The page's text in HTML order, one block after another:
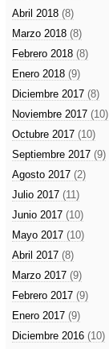
Abril 2018 (8)
Marzo 2018 (8)
Febrero 2018 (8)
Enero 2018 (9)
Diciembre 2017 (8)
Noviembre 2017 (10)
Octubre 2017 (10)
Septiembre 2017 (9)
Agosto 2017 (2)
Julio 2017 (11)
Junio 2017 (10)
Mayo 2017 (10)
Abril 2017 (8)
Marzo 2017 (9)
Febrero 2017 (9)
Enero 2017 (9)
Diciembre 2016 (10)